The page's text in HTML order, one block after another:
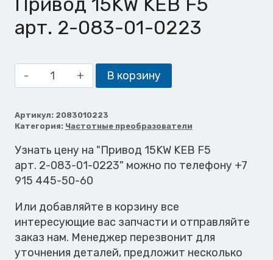
арт. 2-083-01-0223
Количество
товара
15KW
KEB
F5
В корзину
Артикул: 2083010223
Категория: Частотные преобразователи
Узнать цену на "Привод 15KW KEB F5
арт. 2-083-01-0223" можно по телефону +7
915 445-50-60
Или добавляйте в корзину все
интересующие вас запчасти и отправляйте
заказ нам. Менеджер перезвонит для
уточнения деталей, предложит несколько